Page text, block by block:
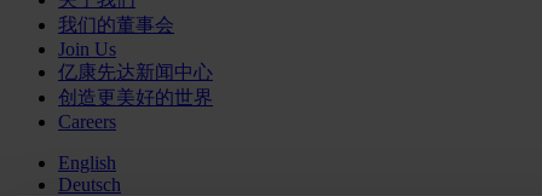
我们的董事会
Join Us
亿康先达新闻中心
创造更美好的世界
Careers
English
Deutsch